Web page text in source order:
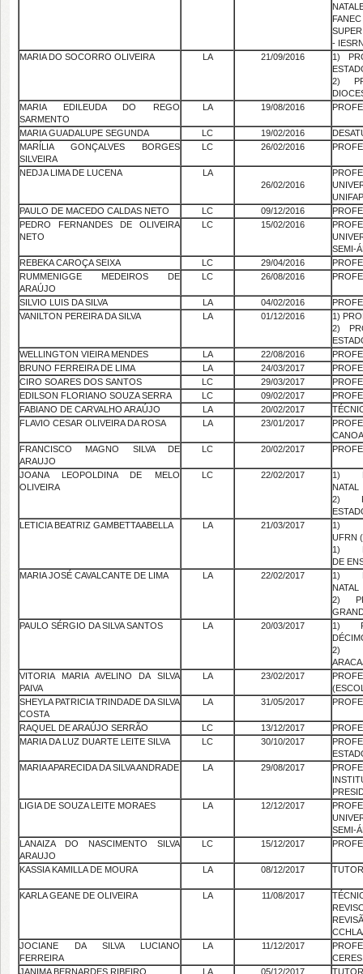
-
MARIA DO SOCORRO OLIVEIRA
LA 21/09/2016
1)
2)
MARIA EDILEUDA DO REGO
SARMENTO
LA 19/08/2016
MARIA GUADALUPE SEGUNDA LC 19/02/2016
MARÍLIA GONÇALVES BORGES
SILVEIRA
LC 26/02/2016
NEDJA LIMA DE LUCENA
LA
26/02/2016
UNIFAP
PAULO DE MACEDO CALDAS NETO
LC 09/12/2016
PEDRO FERNANDES DE OLIVEIRA
NETO
LC 15/02/2016
SEMI-
REBEKA CAROÇA SEIXA
LC 29/04/2016
RUMMENIGGE MEDEIROS DE
ARAÚJO
LC 26/08/2016
SILVIO LUIS DA SILVA LA 04/02/2016
VANILTON PEREIRA DA SILVA
LA 01/12/2016
1)
2)
WELLINGTON VIEIRA MENDES
LA 22/08/2016
BRUNO FERREIRA DE LIMA
LA 24/03/2017
CIRO SOARES DOS SANTOS
LC 29/03/2017
EDILSON FLORIANO SOUZA SERRA
LC 09/02/2017
FABIANO DE CARVALHO ARAÚJO
LA 20/02/2017
FLAVIO CESAR OLIVEIRA DA ROSA
LA 23/01/2017
FRANCISCO MAGNO SILVA DE
ARAUJO
LC 20/02/2017
JOANA LEOPOLDINA DE MELO
OLIVEIRA
LC 22/02/2017
1)
NATAL
2)
LETICIA BEATRIZ GAMBETTAABELLA
LA 21/03/2017
1)
UFRN
1)
DE
MARIA JOSÉ CAVALCANTE DE LIMA
LA 22/02/2017
1)
NATAL
2)
PAULO SÉRGIO DA SILVA SANTOS
LA 20/03/2017
1)
2)
VITORIA MARIA AVELINO DA SILVA
PAIVA
LA 23/02/2017
SHEYLA PATRICIA TRINDADE DA SILVA
COSTA
LA 31/05/2017
RAQUEL DE ARAÚJO SERRÃO LC 13/12/2017
MARIA DA LUZ DUARTE LEITE SILVA
LC 30/10/2017
MARIA APARECIDA DA SILVA ANDRADE
LA 29/08/2017
LIGIA DE SOUZA LEITE MORAES
LA 12/12/2017
SEMI-
LANAIZA DO NASCIMENTO SILVA
ARAUJO
LC 15/12/2017
KASSIA KAMILLA DE MOURA LA 08/12/2017
KARLA GEANE DE OLIVEIRA LA 11/08/2017
JOCIANE DA SILVA LUCIANO
FERREIRA
LA 11/12/2017
JANIMA BERNARDES RIBEIRO
LA 05/12/2017